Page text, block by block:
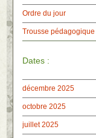
Ordre du jour
Trousse pédagogique
Dates :
décembre 2025
octobre 2025
juillet 2025